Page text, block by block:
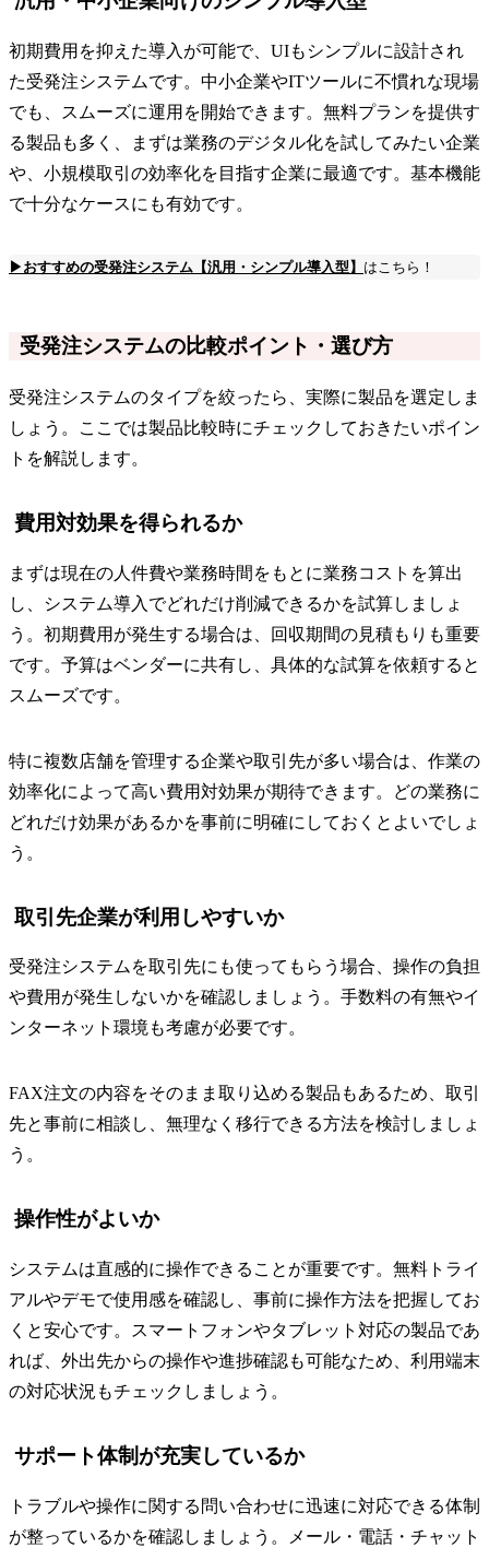
初期費用を抑えた導入が可能で、UIもシンプルに設計され
た受発注システムです。中小企業やITツールに不慣れな現場
でも、スムーズに運用を開始できます。無料プランを提供す
る製品も多く、まずは業務のデジタル化を試してみたい企業
や、小規模取引の効率化を目指す企業に最適です。基本機能
で十分なケースにも有効です。
▶おすすめの受発注システム【汎用・シンプル導入型】 はこちら！
受発注システムの比較ポイント・選び方
受発注システムのタイプを絞ったら、実際に製品を選定しま
しょう。ここでは製品比較時にチェックしておきたいポイン
トを解説します。
費用対効果を得られるか
まずは現在の人件費や業務時間をもとに業務コストを算出
し、システム導入でどれだけ削減できるかを試算しましょ
う。初期費用が発生する場合は、回収期間の見積もりも重要
です。予算はベンダーに共有し、具体的な試算を依頼すると
スムーズです。
特に複数店舗を管理する企業や取引先が多い場合は、作業の
効率化によって高い費用対効果が期待できます。どの業務に
どれだけ効果があるかを事前に明確にしておくとよいでしょ
う。
取引先企業が利用しやすいか
受発注システムを取引先にも使ってもらう場合、操作の負担
や費用が発生しないかを確認しましょう。手数料の有無やイ
ンターネット環境も考慮が必要です。
FAX注文の内容をそのまま取り込める製品もあるため、取引
先と事前に相談し、無理なく移行できる方法を検討しましょ
う。
操作性がよいか
システムは直感的に操作できることが重要です。無料トライ
アルやデモで使用感を確認し、事前に操作方法を把握してお
くと安心です。スマートフォンやタブレット対応の製品であ
れば、外出先からの操作や進捗確認も可能なため、利用端末
の対応状況もチェックしましょう。
サポート体制が充実しているか
トラブルや操作に関する問い合わせに迅速に対応できる体制
が整っているかを確認しましょう。メール・電話・チャット